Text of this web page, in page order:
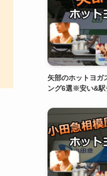
矢部のホットヨガ
ング6選※安い&駅